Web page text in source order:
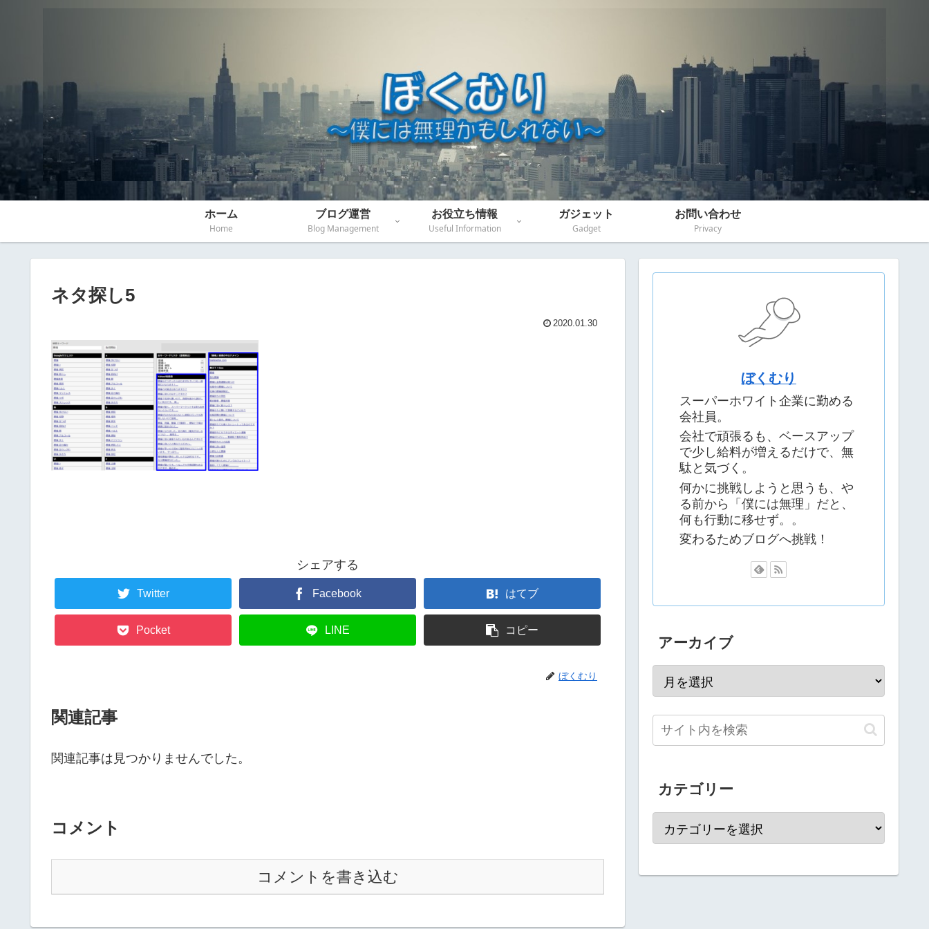
ホーム
Home
ブログ運営
Blog Management
お役立ち情報
Useful Information
ガジェット
Gadget
お問い合わせ
Privacy
ネタ探し5
2020.01.30
シェアする
Twitter Facebook はてブ
Pocket LINE コピー
ぼくむり
関連記事
関連記事は見つかりませんでした。
コメント
コメントを書き込む
ぼくむり
スーパーホワイト企業に勤める
会社員。
会社で頑張るも、ベースアップ
で少し給料が増えるだけで、無
駄と気づく。
何かに挑戦しようと思うも、や
る前から「僕には無理」だと、
何も行動に移せず。。
変わるためブログへ挑戦！
アーカイブ
カテゴリー